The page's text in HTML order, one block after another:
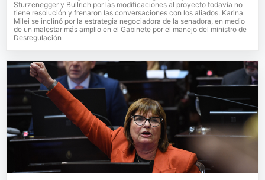
Sturzenegger y Bullrich por las modificaciones al proyecto todavía no
tiene resolución y frenaron las conversaciones con los aliados. Karina
Milei se inclinó por la estrategia negociadora de la senadora, en medio
de un malestar más amplio en el Gabinete por el manejo del ministro de
Desregulación